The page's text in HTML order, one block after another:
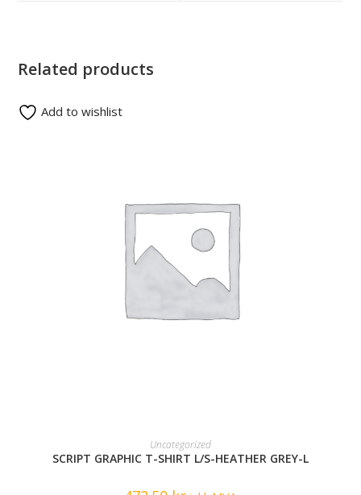
Related products
READ MORE
Uncategorized
SCRIPT GRAPHIC T-SHIRT L/S-HEATHER GREY-L
Add to wishlist